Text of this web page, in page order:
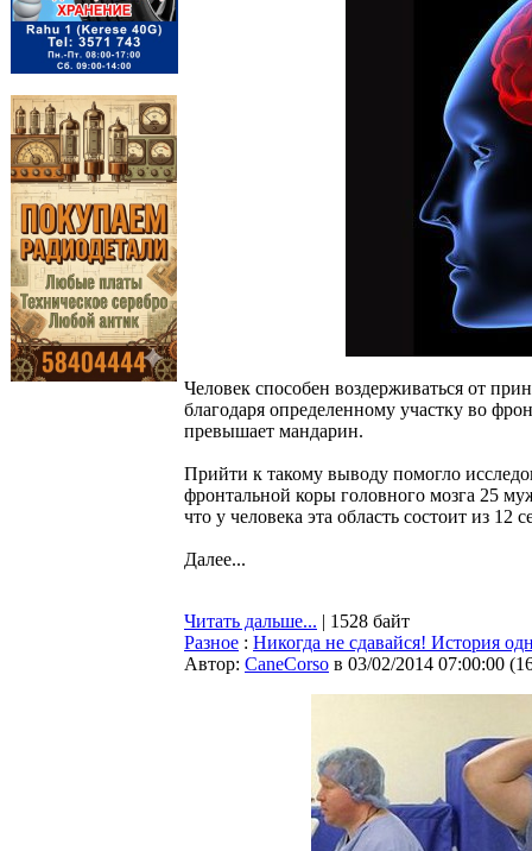
Человек способен воздерживаться от
благодаря определенному участку во
превышает мандарин.
Прийти к такому выводу помогло
фронтальной коры головного мозга 25
что у человека эта область состоит из 12
Далее...
Читать дальше... | 1528 байт
Разное : Никогда не сдавайся! История
Автор: CaneCorso в 03/02/2014 07:00:00 (